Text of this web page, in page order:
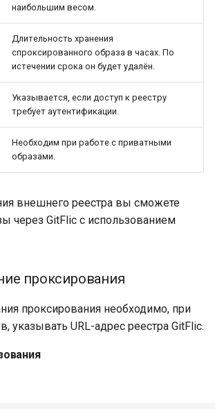
наибольшим весом.
Длительность хранения
спроксированного образа в часах. По
истечении срока он будет удалён.
Указывается, если доступ к реестру
требует аутентификации.
Необходим при работе с приватными
образами.
внешнего реестра вы сможете
через GitFlic с использованием
проксирования
проксирования необходимо, при
указывать URL-адрес реестра GitFlic.